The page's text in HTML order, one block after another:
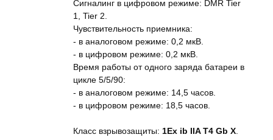
Сигналинг в цифровом режиме: DMR Tier
1, Tier 2.
Чувствительность приемника:
- в аналоговом режиме: 0,2 мкВ.
- в цифровом режиме: 0,2 мкВ.
Время работы от одного заряда батареи в
цикле 5/5/90:
- в аналоговом режиме: 14,5 часов.
- в цифровом режиме: 18,5 часов.
Класс взрывозащиты: 1Ex ib IIA T4 Gb Х